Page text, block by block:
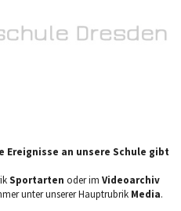
Ereignisse an unsere Schule gibt
Sportarten oder im Videoarchiv
unter unserer Hauptrubrik Media.